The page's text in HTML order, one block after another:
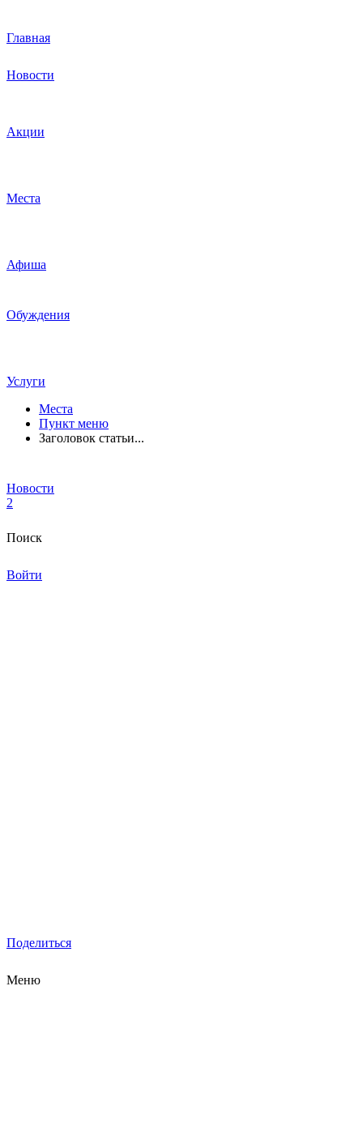
Главная
Новости
Акции
Места
Афиша
Обуждения
Услуги
Места
Пункт меню
Заголовок статьи...
Новости
2
Поиск
Войти
Поделиться
Меню